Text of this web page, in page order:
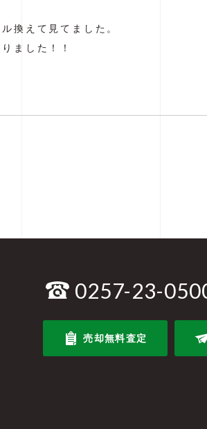
換えて見てました。
ました！！
0257-23-
売却無料査定